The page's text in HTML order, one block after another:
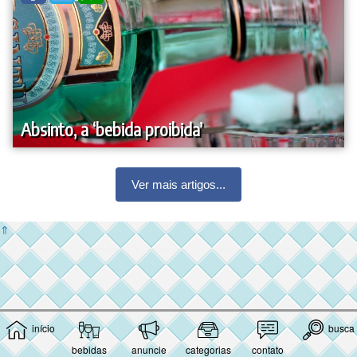
início
bebidas
anuncie categorias contato
busca
Absinto, a ‘bebida proibida’
Ver mais artigos...
⇑